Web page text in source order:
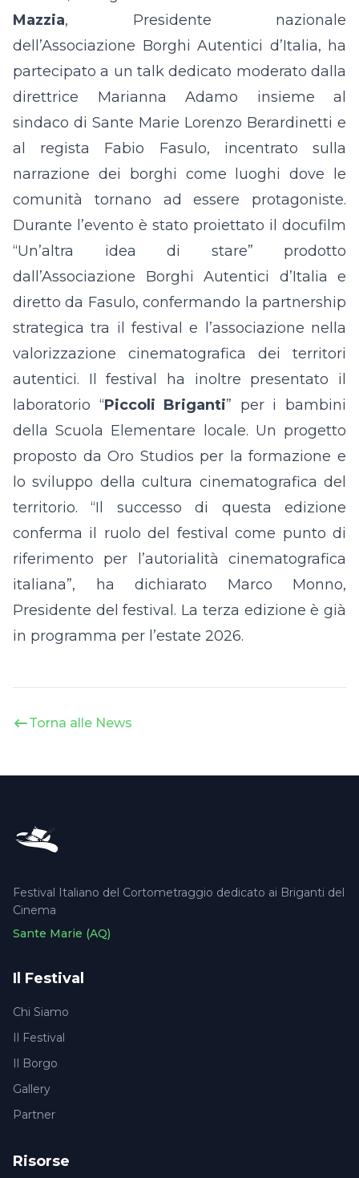
Mazzia, Presidente nazionale
dell’Associazione Borghi Autentici d’Italia, ha
partecipato a un talk dedicato moderato dalla
direttrice Marianna Adamo insieme al
sindaco di Sante Marie Lorenzo Berardinetti e
al regista Fabio Fasulo, incentrato sulla
narrazione dei borghi come luoghi dove le
comunità tornano ad essere protagoniste.
Durante l’evento è stato proiettato il docufilm
“Un’altra idea di stare” prodotto
dall’Associazione Borghi Autentici d’Italia e
diretto da Fasulo, confermando la partnership
strategica tra il festival e l’associazione nella
valorizzazione cinematografica dei territori
autentici. Il festival ha inoltre presentato il
laboratorio “Piccoli Briganti” per i bambini
della Scuola Elementare locale. Un progetto
proposto da Oro Studios per la formazione e
lo sviluppo della cultura cinematografica del
territorio. “Il successo di questa edizione
conferma il ruolo del festival come punto di
riferimento per l’autorialità cinematografica
italiana”, ha dichiarato Marco Monno,
Presidente del festival. La terza edizione è già
in programma per l’estate 2026.
Torna alle News
Festival Italiano del Cortometraggio dedicato ai Briganti del
Cinema
Sante Marie (AQ)
Il Festival
Chi Siamo
Il Festival
Il Borgo
Gallery
Partner
Risorse